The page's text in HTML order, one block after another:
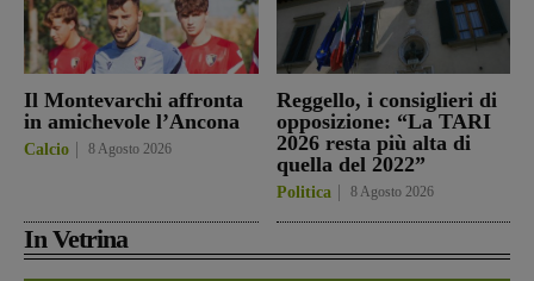
Il Montevarchi affronta
in amichevole l’Ancona
Calcio 8 Agosto 2026
Reggello, i consiglieri di
opposizione: “La TARI
2026 resta più alta di
quella del 2022”
Politica 8 Agosto 2026
In Vetrina